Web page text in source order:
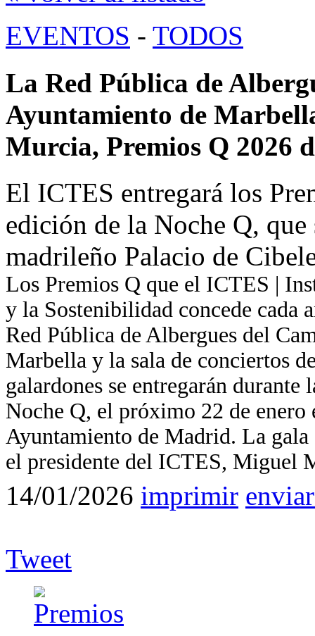
EVENTOS - TODOS
La Red Pública de
Ayuntamiento de
Murcia, Premios Q 2026
El ICTES entregará los
edición de la Noche Q, que
madrileño Palacio de
Los Premios Q que el ICTES |
y la Sostenibilidad concede cada
Red Pública de Albergues del
Marbella y la sala de conciertos
galardones se entregarán
Noche Q, el próximo 22 de enero
Ayuntamiento de Madrid. La
el presidente del ICTES, Miguel
14/01/2026 imprimir
Tweet